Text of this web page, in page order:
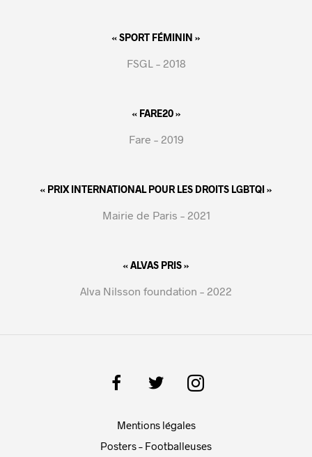
« SPORT FÉMININ »
FSGL – 2018
« FARE20 »
Fare – 2019
« PRIX INTERNATIONAL POUR LES DROITS LGBTQI »
Mairie de Paris – 2021
« ALVAS PRIS »
Alva Nilsson foundation – 2022
Mentions légales
Posters – Footballeuses